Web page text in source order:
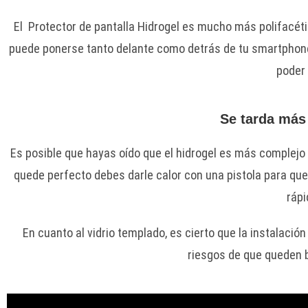
El Protector de pantalla Hidrogel es mucho más
puede ponerse tanto delante como detrás de tu
Se tarda
Es posible que hayas oído que el hidrogel es más
quede perfecto debes darle calor con una pistola para
En cuanto al vidrio templado, es cierto que la
riesgos de que